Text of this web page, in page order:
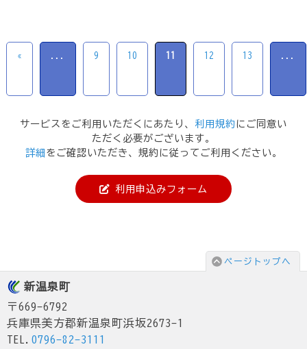
« ... 9 10 11 12 13 ...
サービスをご利用いただくにあたり、 利用規約 にご同意い
ただく必要がございます。
詳細 をご確認いただき、規約に従ってご利用ください。
利用申込みフォーム
ページトップへ
新温泉町
〒669-6792
兵庫県美方郡新温泉町浜坂2673-1
TEL. 0796-82-3111